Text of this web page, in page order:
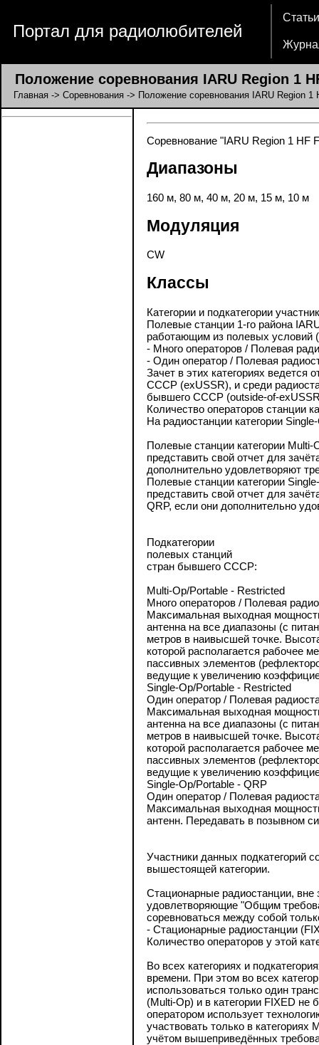
Портал для радиолюбителей
Статьи
Положение соревнования IARU Region 1
Главная -> Соревнования -> Положение соревнования IARU Region 1
Соревнование "IARU Region 1 HF
Диапазоны
160 м, 80 м, 40 м, 20 м, 15 м, 10 м
Модуляция
CW
Классы
Категории и подкатегории
Полевые станции 1-го района
работающим из полевых условий
- Много операторов / Полевая
- Один оператор / Полевая
Зачет в этих категориях
СССР (exUSSR), и среди
бывшего СССР (outside-of-
Количество операторов станции
На радиостанции категории
Полевые станции категории
представить свой отчет для
дополнительно удовлетворяют
Полевые станции категории
представить свой отчет для
QRP, если они дополнительно
Подкатегории
полевых станций
стран бывшего СССР:
Multi-Op/Portable - Restricted
Много операторов / Полевая
Максимальная выходная
антенна на все диапазоны (с
метров в наивысшей точке.
которой располагается рабочее
пассивных элементов
ведущие к увеличению
Single-Op/Portable - Restricted
Один оператор / Полевая
Максимальная выходная
антенна на все диапазоны (с
метров в наивысшей точке.
которой располагается рабочее
пассивных элементов
ведущие к увеличению
Single-Op/Portable - QRP
Один оператор / Полевая
Максимальная выходная
антенн. Передавать в позывном
Участники данных подкатегорий
вышестоящей категории.
Стационарные радиостанции, вне
удовлетворяющие "Общим
соревноваться между собой
- Стационарные радиостанции
Количество операторов у этой
Во всех категориях и
времени. При этом во всех
использоваться только один
(Multi-Op) и в категории FIXED не
оператором использует
участвовать только в
учётом вышеприведённых